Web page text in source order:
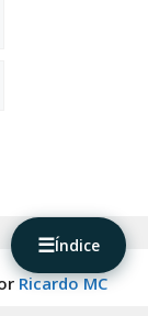
☰Índice
Ricardo MC